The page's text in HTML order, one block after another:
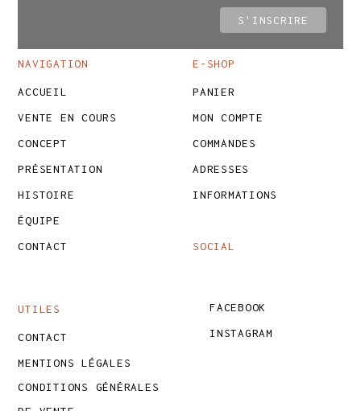
NAVIGATION
ACCUEIL
VENTE EN COURS
CONCEPT
PRÉSENTATION
HISTOIRE
ÉQUIPE
CONTACT
UTILES
CONTACT
MENTIONS LÉGALES
CONDITIONS GÉNÉRALES
E-SHOP
PANIER
MON COMPTE
COMMANDES
ADRESSES
INFORMATIONS
SOCIAL
FACEBOOK
INSTAGRAM